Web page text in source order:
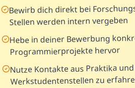
Bewirb dich direkt bei
Stellen werden intern vergeben
Hebe in deiner Bewerbung
Programmierprojekte hervor
Nutze Kontakte aus Praktika
Werkstudentenstellen zu